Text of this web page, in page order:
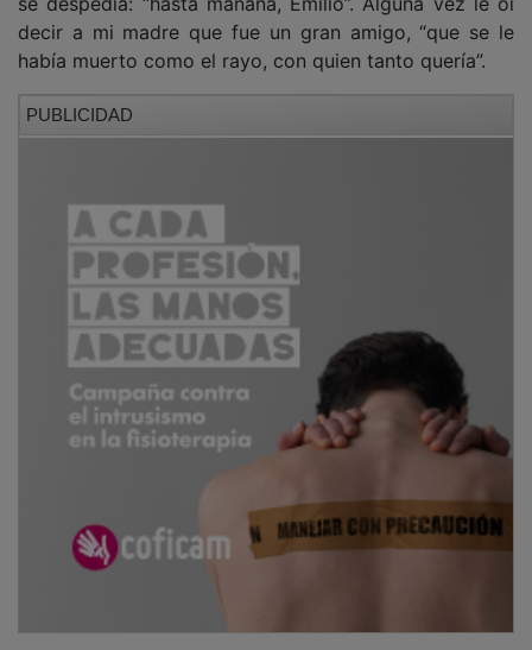
decir a mi madre que fue un gran amigo, “que se le
había muerto como el rayo, con quien tanto quería”.